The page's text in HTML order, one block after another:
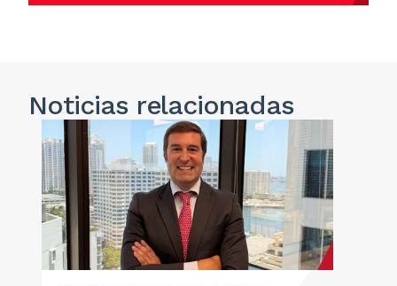
Noticiasrelacionadas